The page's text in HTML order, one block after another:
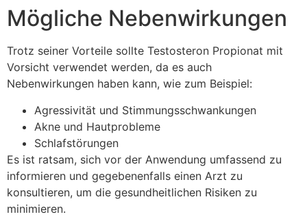
Mögliche Nebenwirkungen
Trotz seiner Vorteile sollte Testosteron Propionat mit
Vorsicht verwendet werden, da es auch
Nebenwirkungen haben kann, wie zum Beispiel:
Agressivität und Stimmungsschwankungen
Akne und Hautprobleme
Schlafstörungen
Es ist ratsam, sich vor der Anwendung umfassend zu
informieren und gegebenenfalls einen Arzt zu
konsultieren, um die gesundheitlichen Risiken zu
minimieren.